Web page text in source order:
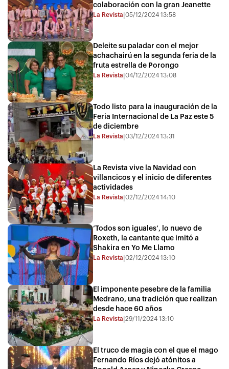
colaboración con la gran Jeanette
La Revista |05/12/2024 13:58
Deleite su paladar con el mejor
achachairú en la segunda feria de la
fruta estrella de Porongo
La Revista |04/12/2024 13:08
Todo listo para la inauguración de la
Feria Internacional de La Paz este 5
de diciembre
La Revista |03/12/2024 13:31
La Revista vive la Navidad con
villancicos y el inicio de diferentes
actividades
La Revista |02/12/2024 14:10
‘Todos son iguales’, lo nuevo de
Roxeth, la cantante que imitó a
Shakira en Yo Me Llamo
La Revista |02/12/2024 13:10
El imponente pesebre de la familia
Medrano, una tradición que realizan
desde hace 60 años
La Revista |29/11/2024 13:10
El truco de magia con el que el mago
Fernando Ríos dejó atónitos a